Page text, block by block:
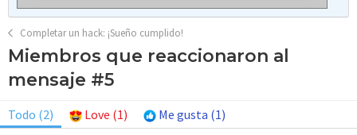
Completar un hack: ¡Sueño cumplido!
Miembros que reaccionaron al
mensaje #5
Todo (2) Love (1) Me gusta (1)